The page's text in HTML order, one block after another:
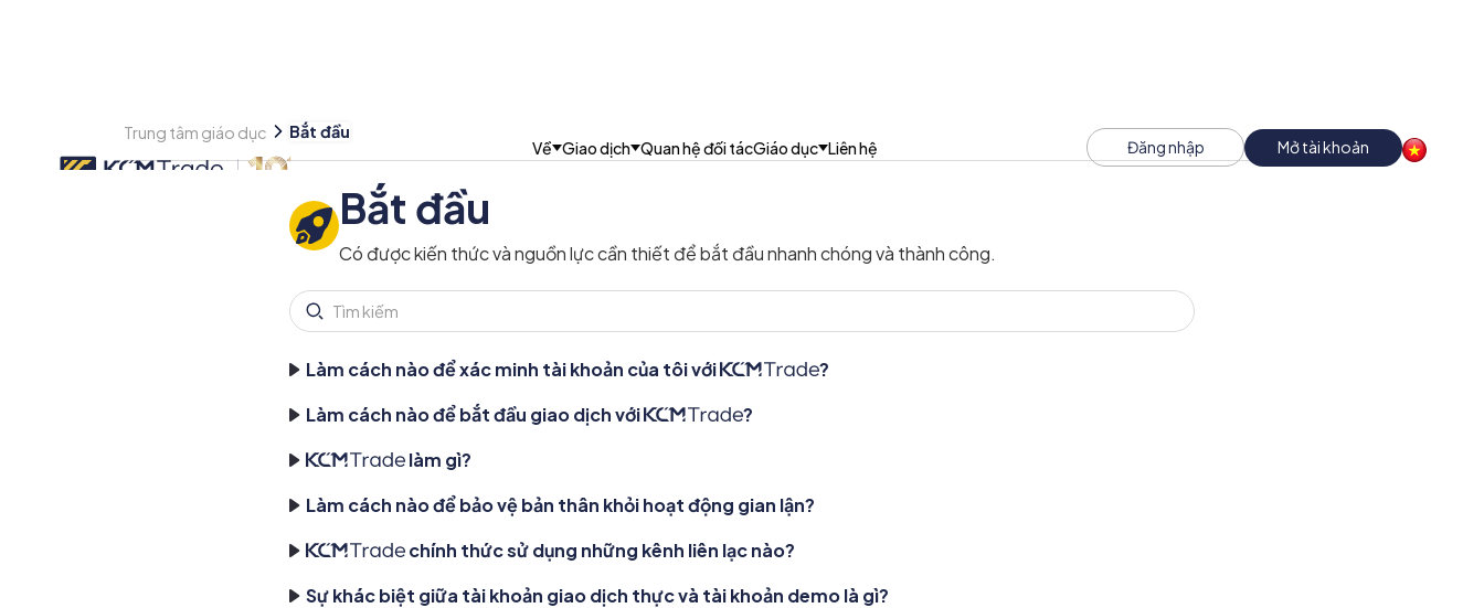
Về Giao dịch Quan hệ đối tácGiáo dục Liên hệ Đăng nhập Mở tài khoản
Trung tâm giáo dục Bắt đầu
Bắt đầu
Có được kiến thức và nguồn lực cần thiết để bắt đầu nhanh chóng và thành công.
Làm cách nào để xác minh tài khoản của tôi với
?
Làm cách nào để bắt đầu giao dịch với
?
làm gì?
Làm cách nào để bảo vệ bản thân khỏi hoạt động gian lận?
chính thức sử dụng những kênh liên lạc nào?
Sự khác biệt giữa tài khoản giao dịch thực và tài khoản demo là gì?